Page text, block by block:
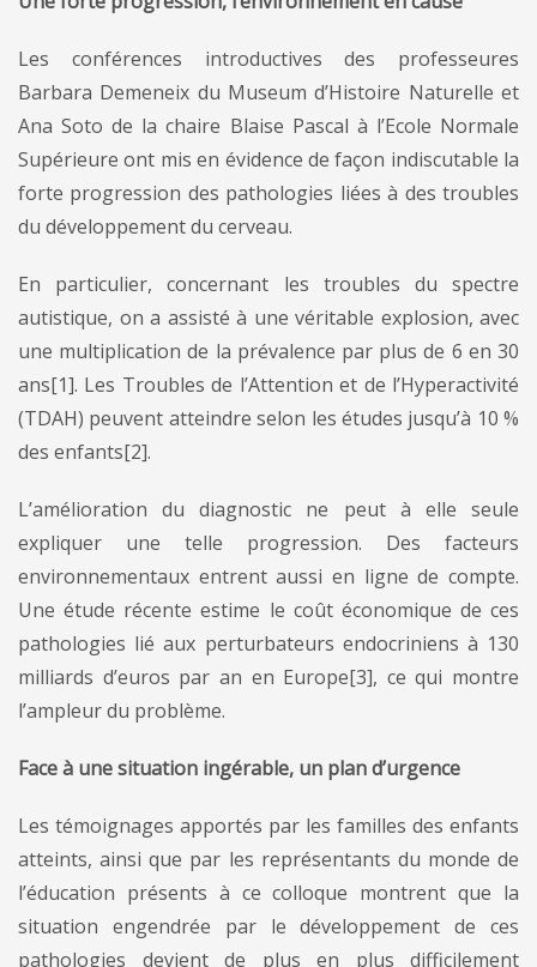
Les conférences introductives des professeures
Barbara Demeneix du Museum d’Histoire Naturelle et
Ana Soto de la chaire Blaise Pascal à l’Ecole Normale
Supérieure ont mis en évidence de façon indiscutable la
forte progression des pathologies liées à des troubles
du développement du cerveau.
En particulier, concernant les troubles du spectre
autistique, on a assisté à une véritable explosion, avec
une multiplication de la prévalence par plus de 6 en 30
ans[1]. Les Troubles de l’Attention et de l’Hyperactivité
(TDAH) peuvent atteindre selon les études jusqu’à 10 %
des enfants[2].
L’amélioration du diagnostic ne peut à elle seule
expliquer une telle progression. Des facteurs
environnementaux entrent aussi en ligne de compte.
Une étude récente estime le coût économique de ces
pathologies lié aux perturbateurs endocriniens à 130
milliards d’euros par an en Europe[3], ce qui montre
l’ampleur du problème.
Face à une situation ingérable, un plan d’urgence
Les témoignages apportés par les familles des enfants
atteints, ainsi que par les représentants du monde de
l’éducation présents à ce colloque montrent que la
situation engendrée par le développement de ces
pathologies devient de plus en plus difficilement